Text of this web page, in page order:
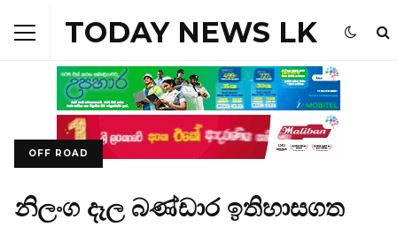
TODAY NEWS LK
OFF ROAD
නිලංග දෑල බණ්ඩාර ඉතිහාසගත